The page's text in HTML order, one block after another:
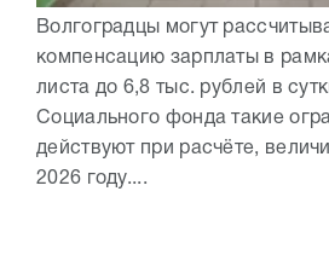
Волгоградцы могут
компенсацию зарплаты в
листа до 6,8 тыс. рублей в
Социального фонда такие
действуют при расчёте,
2026 году....